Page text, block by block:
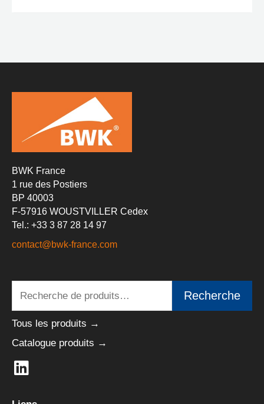
BWK France
1 rue des Postiers
BP 40003
F-57916 WOUSTVILLER Cedex
Tel.: +33 3 87 28 14 97
contact@bwk-france.com
pour :
Recherche
Tous les produits →
Catalogue produits →
L
i